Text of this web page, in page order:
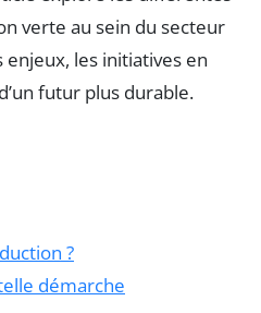
verte au sein du secteur
les initiatives en
futur plus durable.
?
démarche